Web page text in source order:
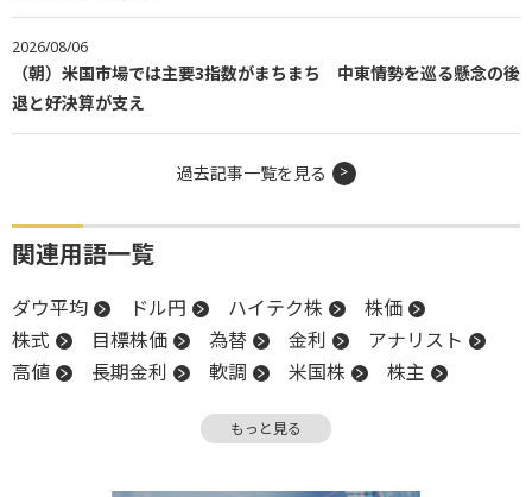
2026/08/06
（朝）米国市場では主要3指数がまちまち 中東情勢を巡る懸念の後
退と好決算が支え
過去記事一覧を見る
関連用語一覧
ダウ平均 ドル円 ハイテク株
株価
株式
目標株価 為替 金利
アナリスト
高値
長期金利 軟調 米国株
株主
もっと見る